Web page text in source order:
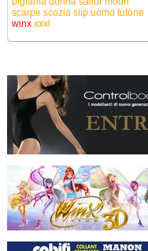
scarpe scozia slip uomo tutone
winx xxxl